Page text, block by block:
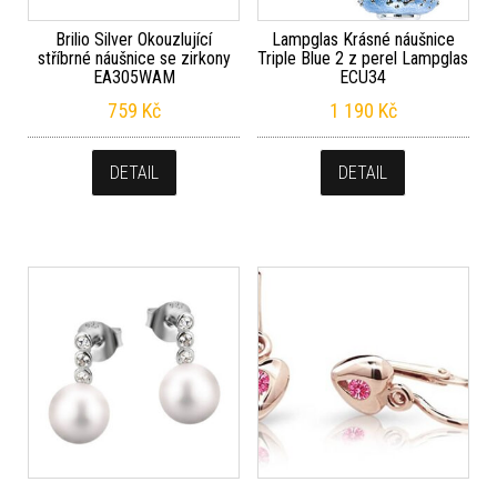
Brilio Silver Okouzlující
stříbrné náušnice se zirkony
EA305WAM
759 Kč
DETAIL
Lampglas Krásné náušnice
Triple Blue 2 z perel Lampglas
ECU34
1 190 Kč
DETAIL